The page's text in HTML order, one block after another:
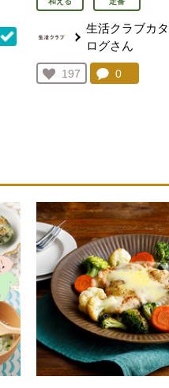
見る。
生活クラブカタ
ログさん
お気に入り登録：
197
人が登録
コメント：
0件。コメ